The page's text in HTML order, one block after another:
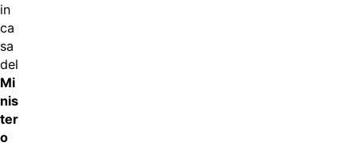
in
ca
sa
del
Mi
nis
ter
o